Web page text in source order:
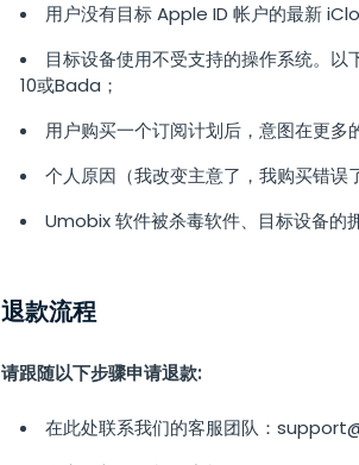
用户没有目标 Apple ID 帐户的最新
目标设备使用不受支持的操作系统。
10或Bada；
用户购买一个订阅计划后，意图在更
个人原因（我改变主意了，我购买错误
Umobix 软件被杀毒软件、目标设备的
退款流程
请跟随以下步骤申请退款:
在此处联系我们的客服团队：